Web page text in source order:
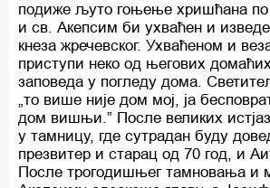
подиже љуто гоњење хришћана по
и св. Акепсим би ухваћен и
кнеза жречевског. Ухваћеном и
приступи неко од његових
заповеда у погледу дома.
„то више није дом мој, ја
дом вишњи.” После великих
у тамницу, где сутрадан буду
презвитер и старац од 70 год, и
После трогодишњег тамновања и